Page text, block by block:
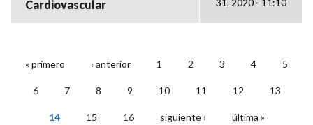
Cardiovascular
31, 2020 - 11:10
PÁGINAS
« primero ‹ anterior 1 2 3 4 5
6 7 8 9 10 11 12 13
14 15 16 siguiente › última »